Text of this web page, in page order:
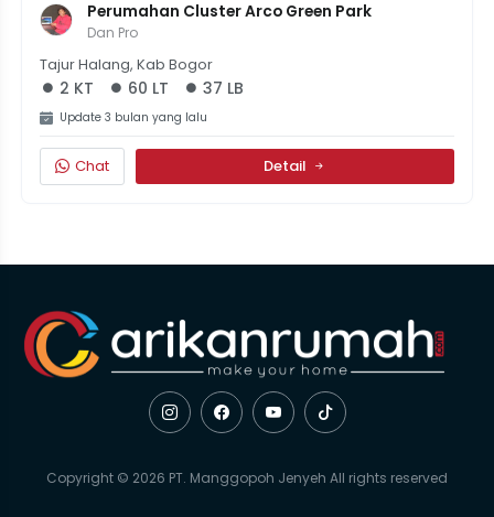
Perumahan Cluster Arco Green Park
Dan Pro
Tajur Halang, Kab Bogor
2 KT 60 LT 37 LB
Update 3 bulan yang lalu
Chat Detail
Copyright © 2026 PT. Manggopoh Jenyeh All rights reserved